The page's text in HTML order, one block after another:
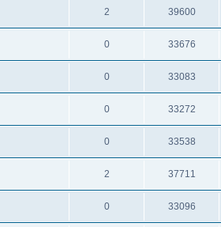
2 39600
0 33676
0 33083
0 33272
0 33538
2 37711
0 33096